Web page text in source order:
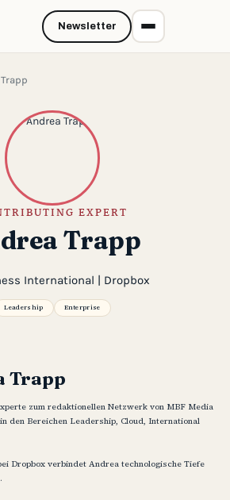
EXPERT
Trapp
International | Dropbox
Leadership Enterprise
Trapp
zum redaktionellen Netzwerk von MBF Media
den Bereichen Leadership, Cloud, International
Dropbox verbindet Andrea technologische Tiefe
Newsletter